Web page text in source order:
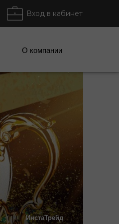
Вход в кабинет
О компании
ИнстаТрейд